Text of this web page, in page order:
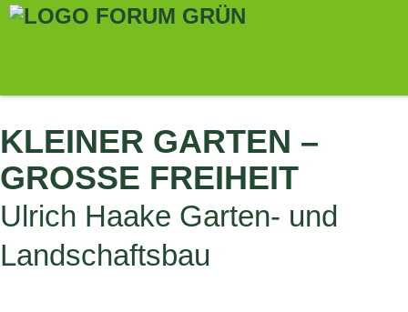
KLEINER GARTEN –
GROSSE FREIHEIT
Ulrich Haake Garten- und
Landschaftsbau